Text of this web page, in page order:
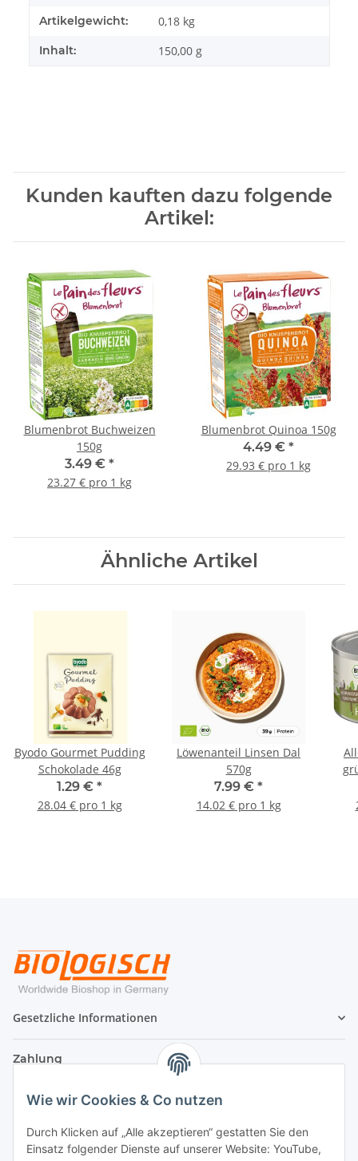
Wie wir Cookies & Co nutzen
Durch Klicken auf „Alle akzeptieren“ gestatten Sie den
Einsatz folgender Dienste auf unserer Website: YouTube,
Artikelgewicht: 0,18 kg
Inhalt: 150,00 g
Kunden kauften dazu folgende
Artikel:
Blumenbrot Buchweizen
150g
3.49 € *
23.27 € pro 1 kg
Blumenbrot Quinoa 150g
4.49 € *
29.93 € pro 1 kg
Ähnliche Artikel
Byodo Gourmet Pudding
Schokolade 46g
1.29 € *
28.04 € pro 1 kg
Löwenanteil Linsen Dal
570g
7.99 € *
14.02 € pro 1 kg
Gesetzliche Informationen
Zahlung